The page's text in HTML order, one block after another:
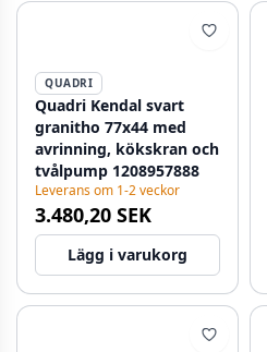
QUADRI
Quadri Kendal svart
granitho 77x44 med
avrinning, kökskran och
tvålpump 1208957888
Leverans om 1-2 veckor
3.480,20 SEK
Lägg i varukorg